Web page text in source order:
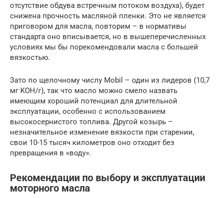
отсутствие обдува встречным потоком воздуха), будет
снижена прочность масляной пленки. Это не является
приговором для масла, повторим – в нормативы
стандарта оно вписывается, но в вышеперечисленных
условиях мы бы порекомендовали масла с большей
вязкостью.
Зато по щелочному числу Mobil – один из лидеров (10,7
мг KOH/г), так что масло можно смело назвать
имеющим хороший потенциал для длительной
эксплуатации, особенно с использованием
высокосернистого топлива. Другой козырь –
незначительное изменение вязкости при старении,
свои 10-15 тысяч километров оно отходит без
превращения в «воду».
Рекомендации по выбору и эксплуатации
моторного масла